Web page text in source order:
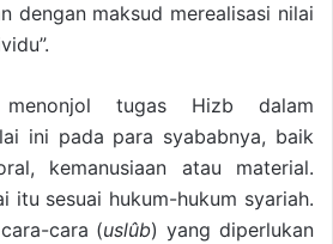
dengan maksud merealisasi nilai
tugas Hizb dalam
ini pada para syababnya, baik
kemanusiaan atau material.
itu sesuai hukum-hukum syariah.
cara (uslûb) yang diperlukan